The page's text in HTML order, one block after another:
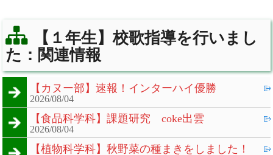
【１年生】校歌指導を行いまし
た：関連情報
【カヌー部】速報！インターハイ優勝
2026/08/04
【食品科学科】課題研究 coke出雲
2026/08/04
【植物科学科】秋野菜の種まきをしました！